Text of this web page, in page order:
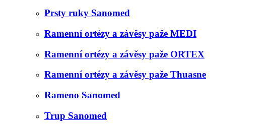
Prsty ruky Sanomed
Ramenní ortézy a závěsy paže MEDI
Ramenní ortézy a závěsy paže ORTEX
Ramenní ortézy a závěsy paže Thuasne
Rameno Sanomed
Trup Sanomed